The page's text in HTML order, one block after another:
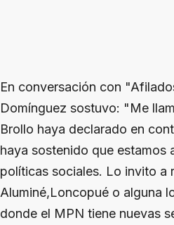
En conversación con
Domínguez sostuvo: "Me
Brollo haya declarado en
haya sostenido que estamos
políticas sociales. Lo invito a
Aluminé,Loncopué o alguna
donde el MPN tiene nuevas